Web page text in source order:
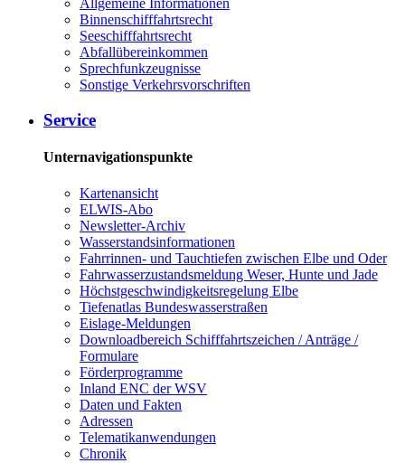
Allgemeine Informationen
Binnenschifffahrtsrecht
Seeschifffahrtsrecht
Abfallübereinkommen
Sprechfunkzeugnisse
Sonstige Verkehrsvorschriften
Service
Unternavigationspunkte
Kartenansicht
ELWIS-Abo
Newsletter-Archiv
Wasserstandsinformationen
Fahrrinnen- und Tauchtiefen zwischen Elbe und Oder
Fahrwasserzustandsmeldung Weser, Hunte und Jade
Höchstgeschwindigkeitsregelung Elbe
Tiefenatlas Bundeswasserstraßen
Eislage-Meldungen
Downloadbereich Schifffahrtszeichen / Anträge /
Formulare
Förderprogramme
Inland ENC der WSV
Daten und Fakten
Adressen
Telematikanwendungen
Chronik